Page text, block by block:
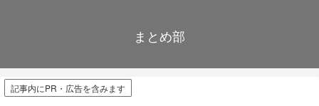
まとめ部
記事内にPR・広告を含みます